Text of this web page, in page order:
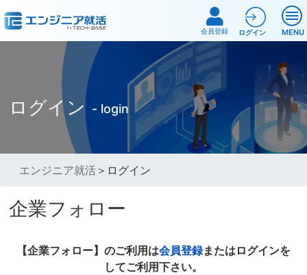
MENU
会員登録 ログイン
ログイン - login
エンジニア就活 ＞ログイン
企業フォロー
【企業フォロー】のご利用は会員登録またはログインを
してご利用下さい。